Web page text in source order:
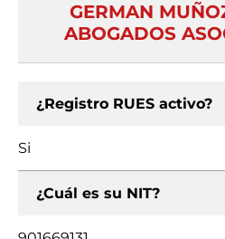
GERMAN
ABOGADOS
¿Registro RUES activo?
Si
¿Cuál es su NIT?